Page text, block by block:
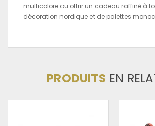
multicolore ou offrir un cadeau raffiné à
décoration nordique et de palettes
PRODUITS EN